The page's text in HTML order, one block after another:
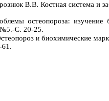
В.В. Костная система и
остеопороза: изучение
С. 20-25.
и биохимические